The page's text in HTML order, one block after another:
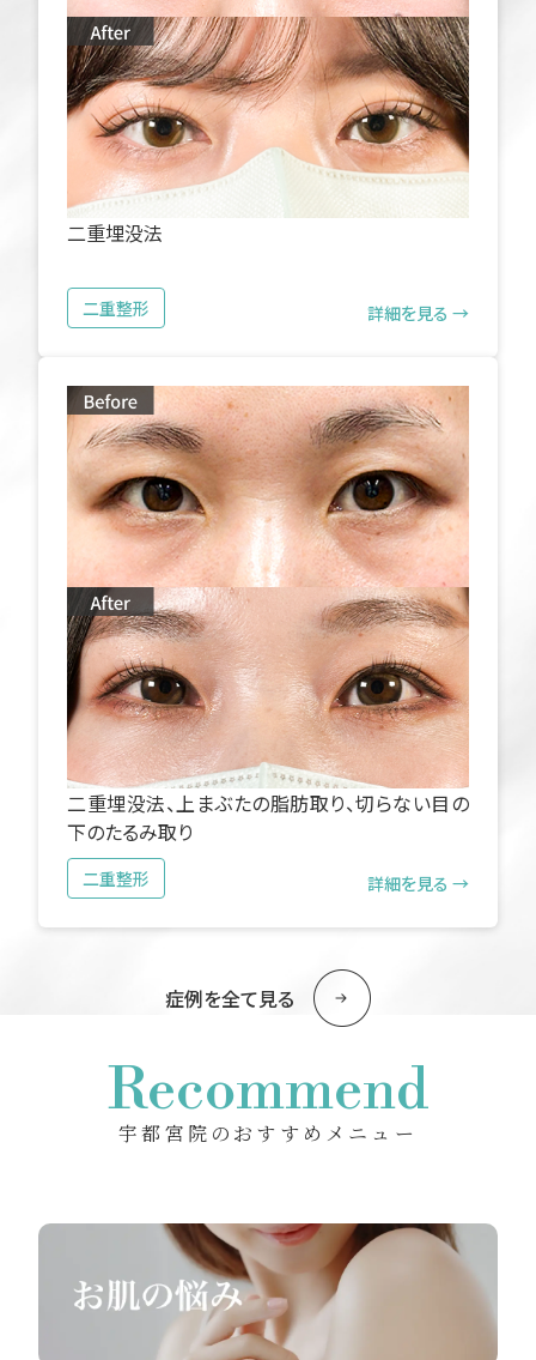
二重埋没法
二重整形 詳細を見る →
二重埋没法、上まぶたの脂肪取り、切らない目の
下のたるみ取り
二重整形 詳細を見る →
症例を全て見る
Recommend
宇都宮院のおすすめメニュー